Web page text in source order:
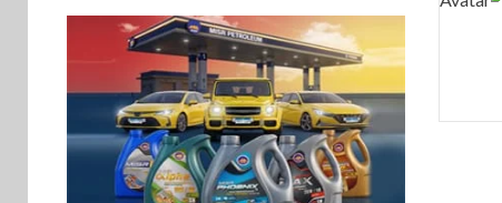
المصريين بالخارج
اخبار
بيان توضيحي صادر عن
شركة ناتجاس